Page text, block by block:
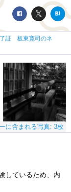
証 板東寛司のネ
に含まれる写真: 3枚
しているため、内